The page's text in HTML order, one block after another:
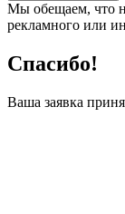
Мы обещаем, что
рекламного или
Спасибо!
Ваша заявка